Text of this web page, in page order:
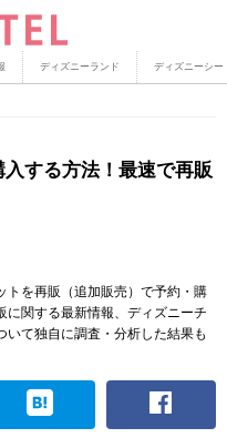
ディズニーランド ディズニーシー
する方法！最速で再販
トを再販（追加販売）で予約・購
に関する最新情報、ディズニーチ
て独自に調査・分析した結果も